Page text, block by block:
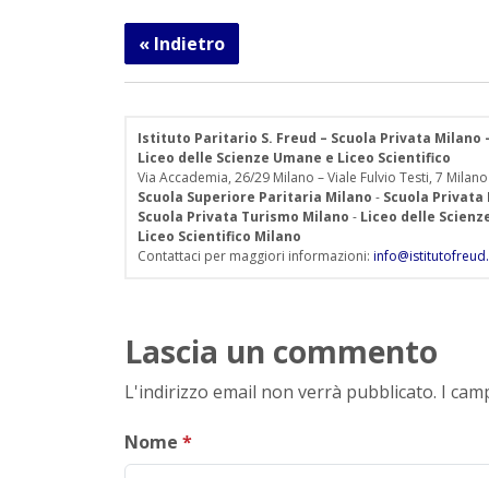
« Indietro
Istituto Paritario S. Freud – Scuola Privata
Liceo delle Scienze Umane e Liceo Scientifico
Via Accademia, 26/29 Milano – Viale Fulvio Testi, 7 Milano
Scuola Superiore Paritaria Milano - Scuola
Scuola Privata Turismo Milano - Liceo delle
Liceo Scientifico Milano
Contattaci per maggiori informazioni:
Lascia un commento
L'indirizzo email non verrà pubblicato. I
Nome *